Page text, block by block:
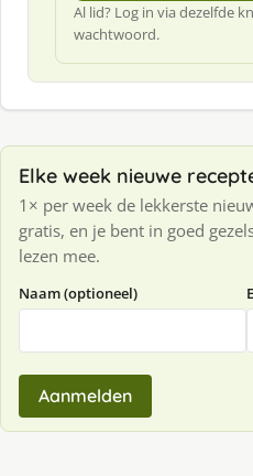
Al lid? Log in via dezelfde
wachtwoord.
Elke week nieuwe
1× per week de lekkerste
gratis, en je bent in goed
lezen mee.
Naam (optioneel)
Aanmelden